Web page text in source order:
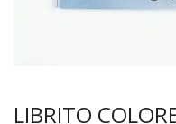
LIBRITO